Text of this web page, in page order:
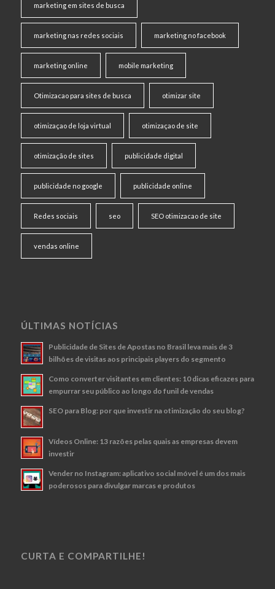
marketing em sites de busca
marketing nas redes sociais marketing no facebook
marketing online mobile marketing
Otimizacao para sites de busca otimizar site
otimizaçao de loja virtual otimizaçao de site
otimização de sites publicidade digital
publicidade no google publicidade online
Redes sociais seo SEO otimizacao de site
vendas online
ÚLTIMAS NOTÍCIAS
Publicidade de Sites de Apostas no Brasil leva mais de 3
bilhões de visitas aos principais players do segmento
Como converter visitantes em clientes: 10 dicas eficazes para
empurrar seu público ao longo do funil de vendas
SEO para Blog: por que investir na otimização do seu blog?
Vídeos Online: 13 razões pelas quais as empresas devem
investir
Vender no Instagram: aplicativo social móvel é um dos mais
poderosos para divulgar marcas e produtos
CURTA E COMPARTILHE!